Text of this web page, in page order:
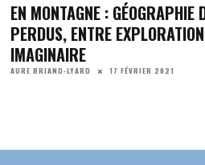
EN MONTAGNE : GÉOGRAPHIE
PERDUS, ENTRE
IMAGINAIRE
AURE BRIAND-LYARD 17 FÉVRIER 2021